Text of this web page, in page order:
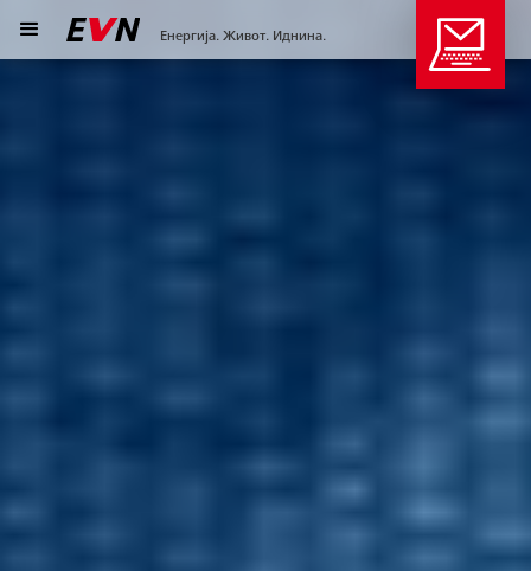
Енергија. Живот. Иднина.